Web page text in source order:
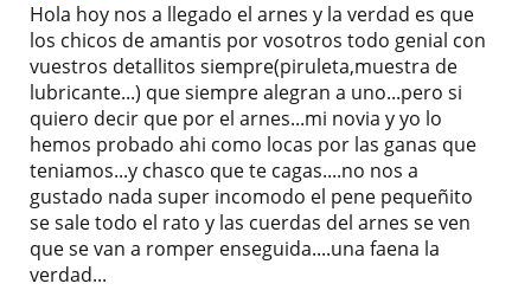
Hola hoy nos a llegado el arnes y la verdad es que
los chicos de amantis por vosotros todo genial con
vuestros detallitos siempre(piruleta,muestra de
lubricante...) que siempre alegran a uno...pero si
quiero decir que por el arnes...mi novia y yo lo
hemos probado ahi como locas por las ganas que
teniamos...y chasco que te cagas....no nos a
gustado nada super incomodo el pene pequeñito
se sale todo el rato y las cuerdas del arnes se ven
que se van a romper enseguida....una faena la
verdad...